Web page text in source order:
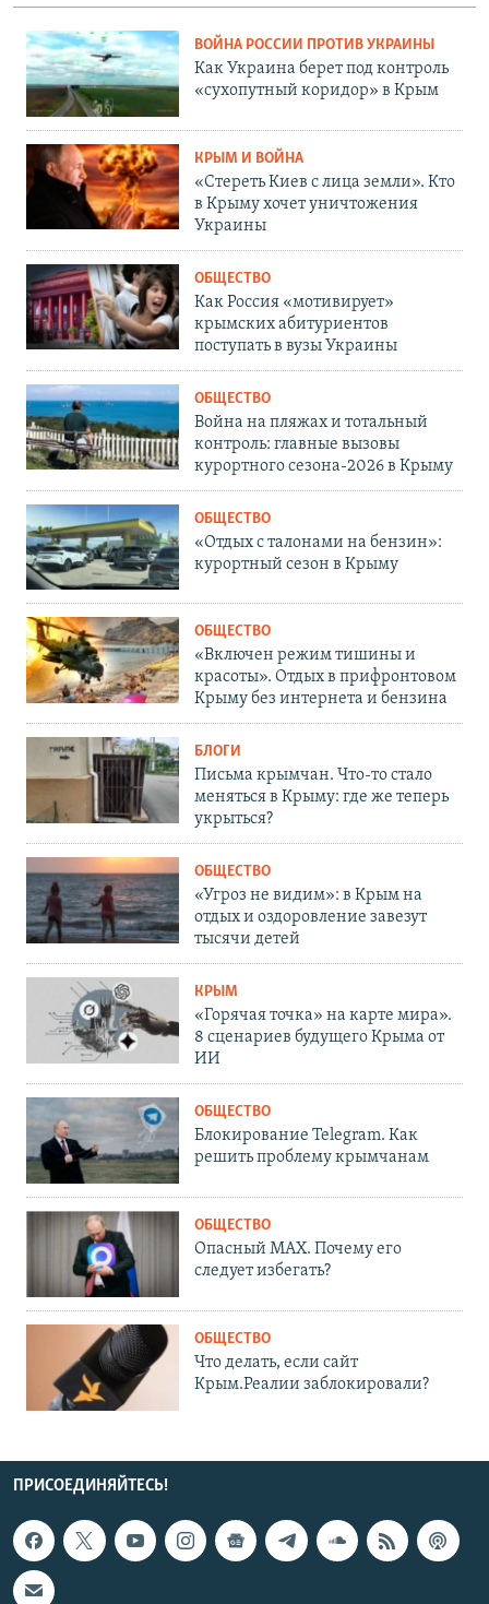
ВОЙНА РОССИИ ПРОТИВ УКРАИНЫ
Как Украина берет под контроль
«сухопутный коридор» в Крым
КРЫМ И ВОЙНА
«Стереть Киев с лица земли». Кто
в Крыму хочет уничтожения
Украины
ОБЩЕСТВО
Как Россия «мотивирует»
крымских абитуриентов
поступать в вузы Украины
ОБЩЕСТВО
Война на пляжах и тотальный
контроль: главные вызовы
курортного сезона-2026 в Крыму
ОБЩЕСТВО
«Отдых с талонами на бензин»:
курортный сезон в Крыму
ОБЩЕСТВО
«Включен режим тишины и
красоты». Отдых в прифронтовом
Крыму без интернета и бензина
БЛОГИ
Письма крымчан. Что-то стало
меняться в Крыму: где же теперь
укрыться?
ОБЩЕСТВО
«Угроз не видим»: в Крым на
отдых и оздоровление завезут
тысячи детей
КРЫМ
«Горячая точка» на карте мира».
8 сценариев будущего Крыма от
ИИ
ОБЩЕСТВО
Блокирование Telegram. Как
решить проблему крымчанам
ОБЩЕСТВО
Опасный MAX. Почему его
следует избегать?
ОБЩЕСТВО
Что делать, если сайт
Крым.Реалии заблокировали?
ПРИСОЕДИНЯЙТЕСЬ!